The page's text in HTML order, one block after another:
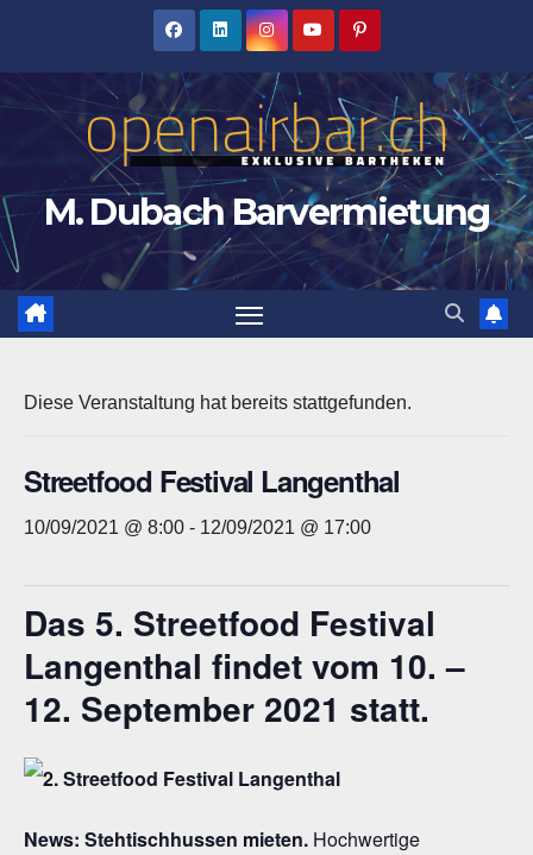
M. Dubach Barvermietung
Diese Veranstaltung hat bereits stattgefunden.
Streetfood Festival Langenthal
10/09/2021 @ 8:00 - 12/09/2021 @ 17:00
Das 5. Streetfood Festival
Langenthal findet vom 10. –
12. September 2021 statt.
News: Stehtischhussen mieten. Hochwertige